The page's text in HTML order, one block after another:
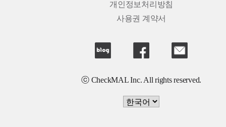
개인정보처리방침
사용권 계약서
ⓒ CheckMAL Inc. All rights reserved.